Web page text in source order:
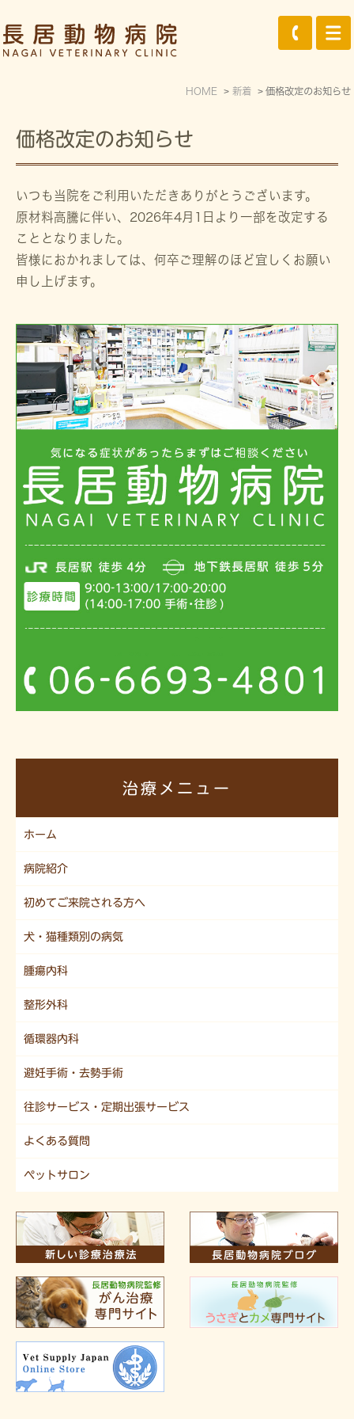
HOME 新着 価格改定のお知らせ
価格改定のお知らせ
いつも当院をご利用いただきありがとうございます。
原材料高騰に伴い、2026年4月1日より一部を改定する
こととなりました。
皆様におかれましては、何卒ご理解のほど宜しくお願い
申し上げます。
治療メニュー
ホーム
病院紹介
初めてご来院される方へ
犬・猫種類別の病気
腫瘍内科
整形外科
循環器内科
避妊手術・去勢手術
往診サービス・定期出張サービス
よくある質問
ペットサロン